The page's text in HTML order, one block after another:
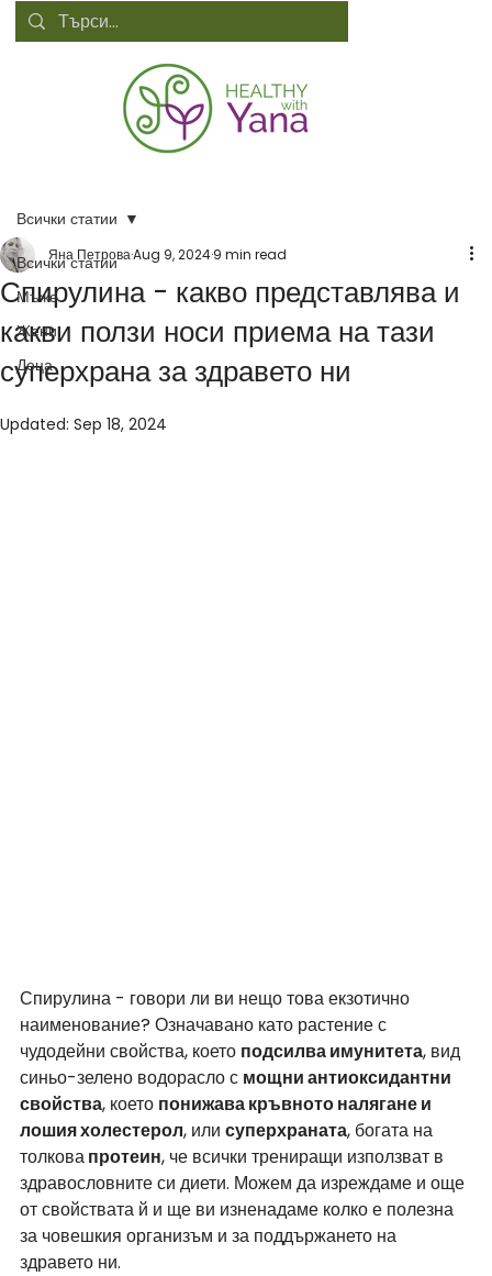
Всички статии
Мъже
Жени
Деца
Всички статии
Спирулина - какво представлява и
какви ползи носи приема на тази
суперхрана за здравето ни
Яна ПетроваAug 9, 20249 min read
Updated: Sep 18, 2024
Спирулина - говори ли ви нещо това екзотично
наименование? Означавано като растение с
чудодейни свойства, което подсилва имунитета, вид
синьо-зелено водорасло с мощни антиоксидантни
свойства, което понижава кръвното налягане и
лошия холестерол, или суперхраната, богата на
толкова протеин, че всички трениращи използват в
здравословните си диети. Можем да изреждаме и още
от свойствата й и ще ви изненадаме колко е полезна
за човешкия организъм и за поддържането на
здравето ни.